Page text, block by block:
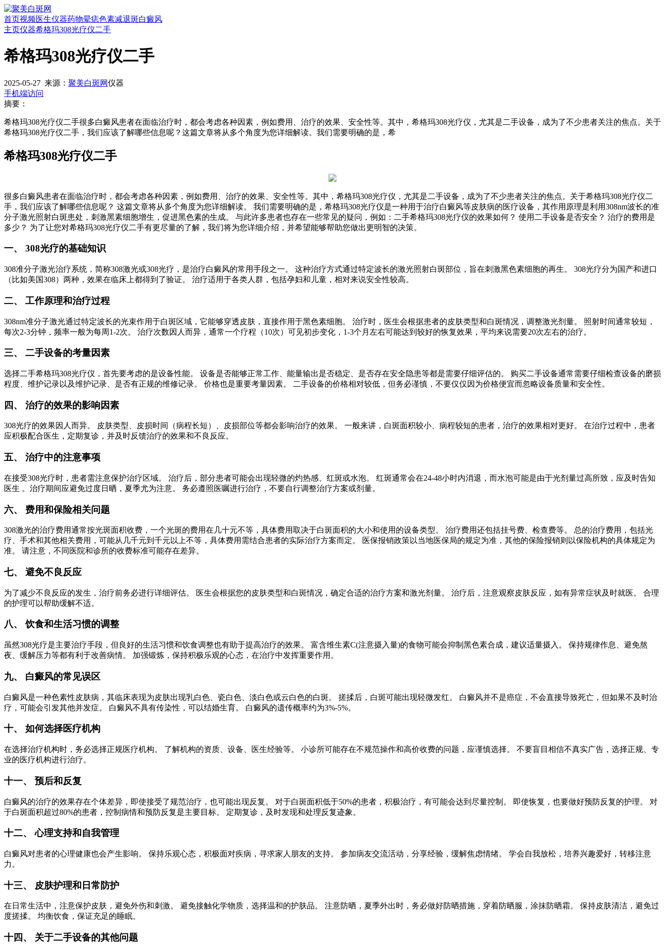
首页视频医生仪器药物晕痣色素减退斑白癜风
主页仪器希格玛308光疗仪二手
希格玛308光疗仪二手
2025-05-27 来源： 聚美白斑网仪器
手机端访问
摘要：
希格玛308光疗仪二手很多白癜风患者在面临治疗时，都会考虑各种因素，例如费用、治疗的效果、安全性等。其中，希格玛308光疗仪，尤其是二手设备，成为了不少患者关注的焦点。关于
希格玛308光疗仪二手，我们应该了解哪些信息呢？这篇文章将从多个角度为您详细解读。我们需要明确的是，希
希格玛308光疗仪二手
很多白癜风患者在面临治疗时，都会考虑各种因素，例如费用、治疗的效果、安全性等。其中，希格玛308光疗仪，尤其是二手设备，成为了不少患者关注的焦点。关于希格玛308光疗仪二
手，我们应该了解哪些信息呢？ 这篇文章将从多个角度为您详细解读。 我们需要明确的是，希格玛308光疗仪是一种用于治疗白癜风等皮肤病的医疗设备，其作用原理是利用308nm波长的准
分子激光照射白斑患处，刺激黑素细胞增生，促进黑色素的生成。 与此许多患者也存在一些常见的疑问，例如：二手希格玛308光疗仪的效果如何？ 使用二手设备是否安全？ 治疗的费用是
多少？ 为了让您对希格玛308光疗仪二手有更尽量的了解，我们将为您详细介绍，并希望能够帮助您做出更明智的决策。
一、 308光疗的基础知识
308准分子激光治疗系统，简称308激光或308光疗，是治疗白癜风的常用手段之一。 这种治疗方式通过特定波长的激光照射白斑部位，旨在刺激黑色素细胞的再生。 308光疗分为国产和进口
（比如美国308）两种，效果在临床上都得到了验证。 治疗适用于各类人群，包括孕妇和儿童，相对来说安全性较高。
二、 工作原理和治疗过程
308nm准分子激光通过特定波长的光束作用于白斑区域，它能够穿透皮肤，直接作用于黑色素细胞。 治疗时，医生会根据患者的皮肤类型和白斑情况，调整激光剂量。 照射时间通常较短，
每次2-3分钟，频率一般为每周1-2次。 治疗次数因人而异，通常一个疗程（10次）可见初步变化，1-3个月左右可能达到较好的恢复效果，平均来说需要20次左右的治疗。
三、 二手设备的考量因素
选择二手希格玛308光疗仪，首先要考虑的是设备性能。 设备是否能够正常工作、能量输出是否稳定、是否存在安全隐患等都是需要仔细评估的。 购买二手设备通常需要仔细检查设备的磨损
程度、维护记录以及维护记录、是否有正规的维修记录。 价格也是重要考量因素。 二手设备的价格相对较低，但务必谨慎，不要仅仅因为价格便宜而忽略设备质量和安全性。
四、 治疗的效果的影响因素
308光疗的效果因人而异。 皮肤类型、皮损时间（病程长短）、皮损部位等都会影响治疗的效果。 一般来讲，白斑面积较小、病程较短的患者，治疗的效果相对更好。 在治疗过程中，患者
应积极配合医生，定期复诊，并及时反馈治疗的效果和不良反应。
五、 治疗中的注意事项
在接受308光疗时，患者需注意保护治疗区域。 治疗后，部分患者可能会出现轻微的灼热感、红斑或水泡。 红斑通常会在24-48小时内消退，而水泡可能是由于光剂量过高所致，应及时告知
医生 。治疗期间应避免过度日晒，夏季尤为注意。 务必遵照医嘱进行治疗，不要自行调整治疗方案或剂量。
六、 费用和保险相关问题
308激光的治疗费用通常按光斑面积收费，一个光斑的费用在几十元不等，具体费用取决于白斑面积的大小和使用的设备类型。 治疗费用还包括挂号费、检查费等。 总的治疗费用，包括光
疗、手术和其他相关费用，可能从几千元到千元以上不等，具体费用需结合患者的实际治疗方案而定。 医保报销政策以当地医保局的规定为准，其他的保险报销则以保险机构的具体规定为
准。 请注意，不同医院和诊所的收费标准可能存在差异。
七、 避免不良反应
为了减少不良反应的发生，治疗前务必进行详细评估。 医生会根据您的皮肤类型和白斑情况，确定合适的治疗方案和激光剂量。 治疗后，注意观察皮肤反应，如有异常症状及时就医。 合理
的护理可以帮助缓解不适。
八、 饮食和生活习惯的调整
虽然308光疗是主要治疗手段，但良好的生活习惯和饮食调整也有助于提高治疗的效果。 富含维生素C(注意摄入量)的食物可能会抑制黑色素合成，建议适量摄入。 保持规律作息、避免熬
夜、缓解压力等都有利于改善病情。 加强锻炼，保持积极乐观的心态，在治疗中发挥重要作用。
九、 白癜风的常见误区
白癜风是一种色素性皮肤病，其临床表现为皮肤出现乳白色、瓷白色、淡白色或云白色的白斑。 搓揉后，白斑可能出现轻微发红。 白癜风并不是癌症，不会直接导致死亡，但如果不及时治
疗，可能会引发其他并发症。 白癜风不具有传染性，可以结婚生育。 白癜风的遗传概率约为3%-5%。
十、 如何选择医疗机构
在选择治疗机构时，务必选择正规医疗机构。 了解机构的资质、设备、医生经验等。 小诊所可能存在不规范操作和高价收费的问题，应谨慎选择。 不要盲目相信不真实广告，选择正规、专
业的医疗机构进行治疗。
十一、 预后和反复
白癜风的治疗的效果存在个体差异，即使接受了规范治疗，也可能出现反复。 对于白斑面积低于50%的患者，积极治疗，有可能会达到尽量控制。 即使恢复，也要做好预防反复的护理。 对
于白斑面积超过80%的患者，控制病情和预防反复是主要目标。 定期复诊，及时发现和处理反复迹象。
十二、 心理支持和自我管理
白癜风对患者的心理健康也会产生影响。 保持乐观心态，积极面对疾病，寻求家人朋友的支持。 参加病友交流活动，分享经验，缓解焦虑情绪。 学会自我放松，培养兴趣爱好，转移注意
力。
十三、 皮肤护理和日常防护
在日常生活中，注意保护皮肤，避免外伤和刺激。 避免接触化学物质，选择温和的护肤品。 注意防晒，夏季外出时，务必做好防晒措施，穿着防晒服，涂抹防晒霜。 保持皮肤清洁，避免过
度搓揉。 均衡饮食，保证充足的睡眠。
十四、 关于二手设备的其他问题